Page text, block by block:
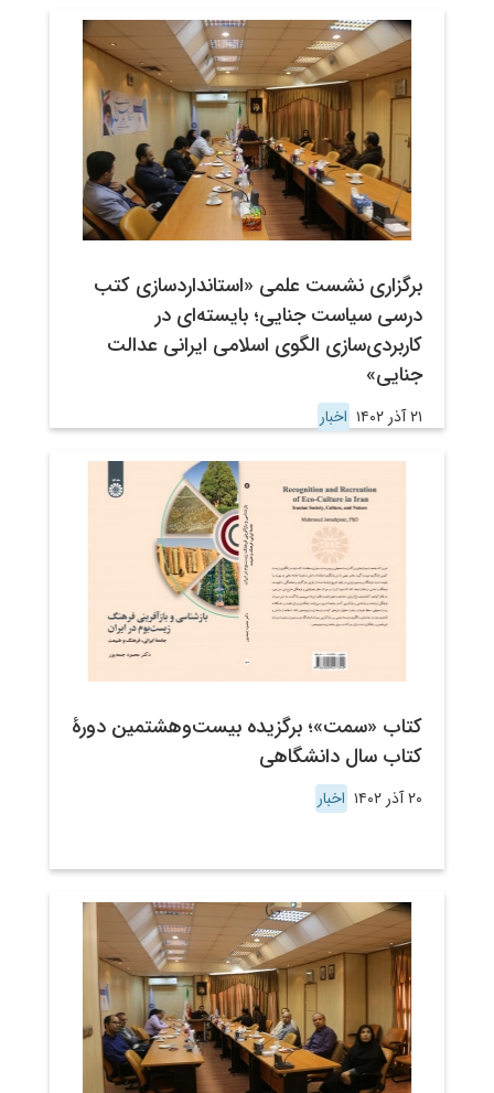
برگزاری نشست علمی «استانداردسازی کتب
درسی سیاست جنایی؛ بایسته‌ای در
کاربردی‌سازی الگوی اسلامی ایرانی عدالت
جنایی»
۲۱ آذر ۱۴۰۲ اخبار
کتاب «سمت»؛ برگزیده بیست‌وهشتمین دورۀ
کتاب سال دانشگاهی
۲۰ آذر ۱۴۰۲ اخبار